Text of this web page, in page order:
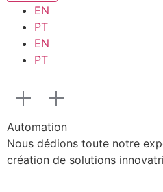
EN
PT
EN
PT
Automation
Nous dédions toute notre
création de solutions